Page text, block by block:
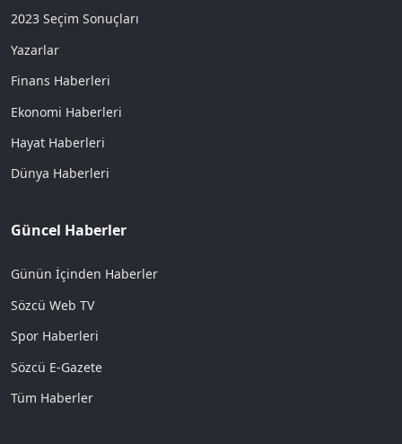
2023 Seçim Sonuçları
Yazarlar
Finans Haberleri
Ekonomi Haberleri
Hayat Haberleri
Dünya Haberleri
Güncel Haberler
Günün İçinden Haberler
Sözcü Web TV
Spor Haberleri
Sözcü E-Gazete
Tüm Haberler